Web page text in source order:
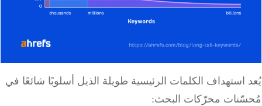
استهداف الكلمات الرئيسية طويلة الذيل أسلوبًا شائعًا في
محرّكات البحث: